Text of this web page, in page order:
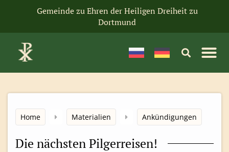
Gemeinde zu Ehren der Heiligen Dreiheit zu
Dortmund
Home Materialien Ankündigungen
Die nächsten Pilgerreisen!